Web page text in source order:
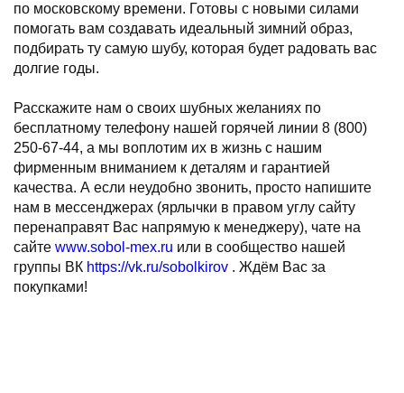
по московскому времени. Готовы с новыми силами
помогать вам создавать идеальный зимний образ,
подбирать ту самую шубу, которая будет радовать вас
долгие годы.
Расскажите нам о своих шубных желаниях по
бесплатному телефону нашей горячей линии 8 (800)
250-67-44, а мы воплотим их в жизнь с нашим
фирменным вниманием к деталям и гарантией
качества. А если неудобно звонить, просто напишите
нам в мессенджерах (ярлычки в правом углу сайту
перенаправят Вас напрямую к менеджеру), чате на
сайте www.sobol-mex.ru или в сообщество нашей
группы ВК https://vk.ru/sobolkirov . Ждём Вас за
покупками!